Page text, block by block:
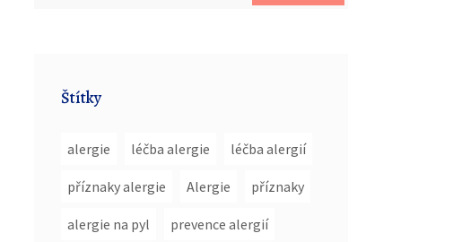
Štítky
alergie léčba alergie léčba alergií
příznaky alergie Alergie příznaky
alergie na pyl prevence alergií